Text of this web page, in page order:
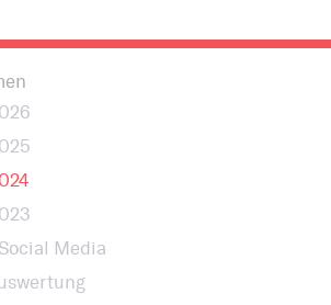
Media